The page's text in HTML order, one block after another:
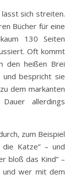
sich streiten.
Bücher für eine
130 Seiten
Oft kommt
den heißen Brei
und bespricht sie
dem markanten
allerdings
zum Beispiel
Katze” – und
bloß das Kind” –
und wer mit dem